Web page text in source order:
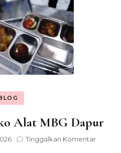
Alat MBG Dapur
Tinggalkan Komentarpada